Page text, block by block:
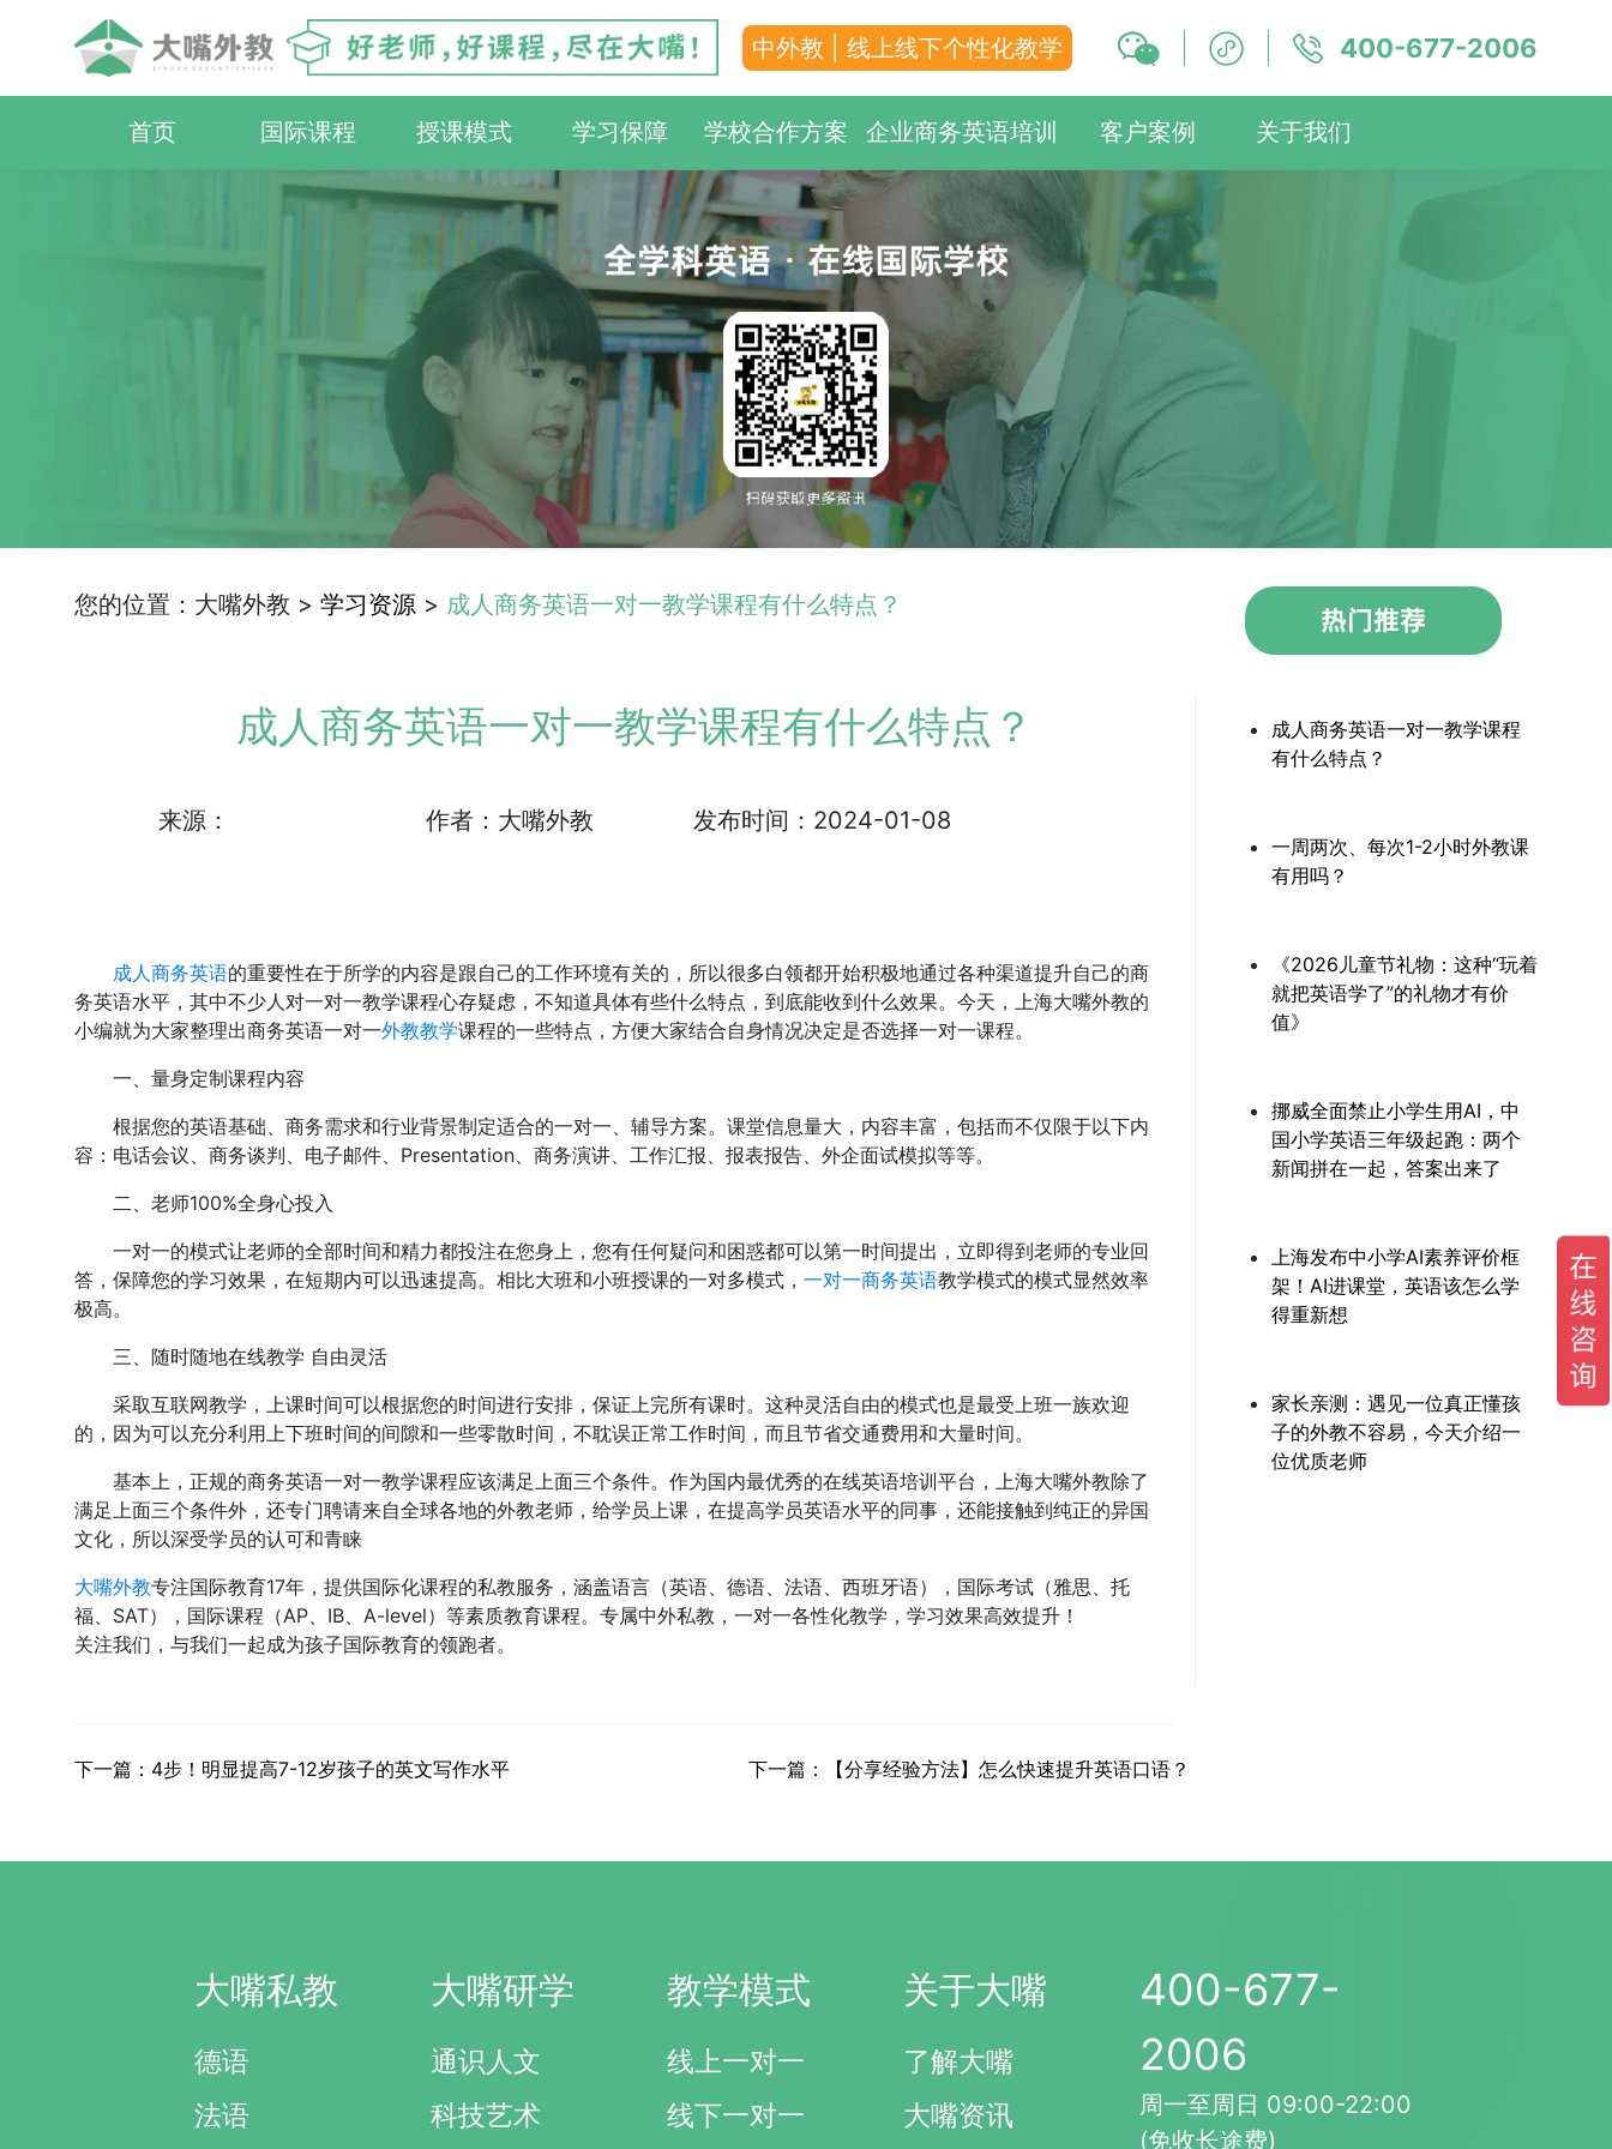
中外教 | 线上线下个性化教学 400-677-2006
首页 国际课程 授课模式 学习保障 学校合作方案 企业商务英语培训 客户案例 关于我们
您的位置：大嘴外教 > 学习资源 > 成人商务英语一对一教学课程有什么特点？
成人商务英语一对一教学课程有什么特点？
来源： 作者：大嘴外教 发布时间：2024-01-08
成人商务英语的重要性在于所学的内容是跟自己的工作环境有关的，所以很多白领都开始积极地通过各种渠道提升自己的商
务英语水平，其中不少人对一对一教学课程心存疑虑，不知道具体有些什么特点，到底能收到什么效果。今天，上海大嘴外教的
小编就为大家整理出商务英语一对一外教教学课程的一些特点，方便大家结合自身情况决定是否选择一对一课程。
一、量身定制课程内容
根据您的英语基础、商务需求和行业背景制定适合的一对一、辅导方案。课堂信息量大，内容丰富，包括而不仅限于以下内
容：电话会议、商务谈判、电子邮件、Presentation、商务演讲、工作汇报、报表报告、外企面试模拟等等。
二、老师100%全身心投入
一对一的模式让老师的全部时间和精力都投注在您身上，您有任何疑问和困惑都可以第一时间提出，立即得到老师的专业回
答，保障您的学习效果，在短期内可以迅速提高。相比大班和小班授课的一对多模式， 一对一商务英语教学模式的模式显然效率
极高。
三、随时随地在线教学 自由灵活
采取互联网教学，上课时间可以根据您的时间进行安排，保证上完所有课时。这种灵活自由的模式也是最受上班一族欢迎
的，因为可以充分利用上下班时间的间隙和一些零散时间，不耽误正常工作时间，而且节省交通费用和大量时间。
基本上，正规的商务英语一对一教学课程应该满足上面三个条件。作为国内最优秀的在线英语培训平台，上海大嘴外教除了
满足上面三个条件外，还专门聘请来自全球各地的外教老师，给学员上课，在提高学员英语水平的同事，还能接触到纯正的异国
文化，所以深受学员的认可和青睐
大嘴外教专注国际教育17年，提供国际化课程的私教服务，涵盖语言（英语、德语、法语、西班牙语），国际考试（雅思、托
福、SAT），国际课程（AP、IB、A-level）等素质教育课程。专属中外私教，一对一各性化教学，学习效果高效提升！
关注我们，与我们一起成为孩子国际教育的领跑者。
下一篇：4步！明显提高7-12岁孩子的英文写作水平 下一篇：【分享经验方法】怎么快速提升英语口语？
成人商务英语一对一教学课程
有什么特点？
一周两次、每次1-2小时外教课
有用吗？
《2026儿童节礼物：这种“玩着
就把英语学了”的礼物才有价
值》
挪威全面禁止小学生用AI，中
国小学英语三年级起跑：两个
新闻拼在一起，答案出来了
上海发布中小学AI素养评价框
架！AI进课堂，英语该怎么学
得重新想
家长亲测：遇见一位真正懂孩
子的外教不容易，今天介绍一
位优质老师
大嘴私教
德语
法语
大嘴研学
通识人文
科技艺术
教学模式
线上一对一
线下一对一
关于大嘴
了解大嘴
大嘴资讯
400-677-
2006
周一至周日 09:00-22:00
(免收长途费)